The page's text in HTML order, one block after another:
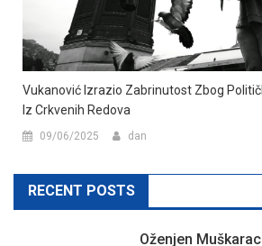
Vukanović Izrazio Zabrinutost Zbog
Iz Crkvenih Redova
09/06/2025 dan
RECENT POSTS
Oženjen